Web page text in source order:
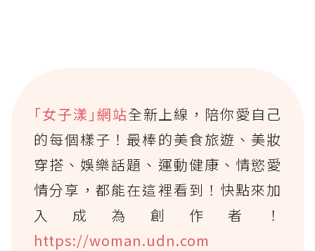
｢女子漾｣網站全新上線，陪你愛自己
的每個樣子！最棒的美食旅遊、美妝
穿搭、娛樂話題、運動健康、情慾愛
情分享，都能在這裡看到！快點來加
入成為創作者！
https://woman.udn.com